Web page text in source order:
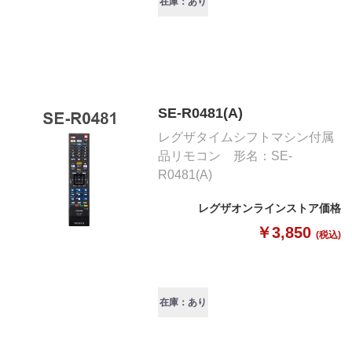
SE-R0481(A)
レグザタイムシフトマシン付属
品リモコン 形名：SE-
R0481(A)
レグザオンラインストア価格
￥3,850 (税込)
在庫：あり